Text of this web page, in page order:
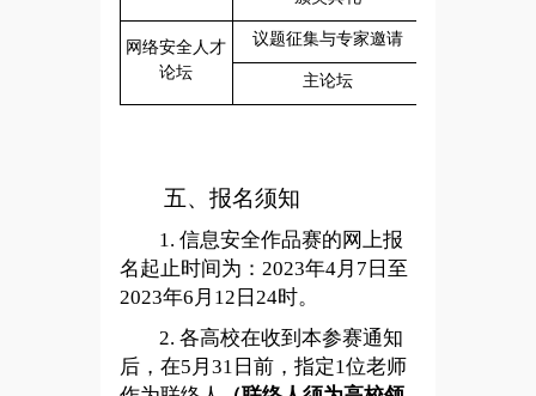
网络安全人才
论坛
议题征集与专家邀请
主论坛
五、报名须知
1. 信息安全作品赛的网上报
名起止时间为：2023年4月7日至
2023年6月12日24时。
2. 各高校在收到本参赛通知
后，在5月31日前，指定1位老师